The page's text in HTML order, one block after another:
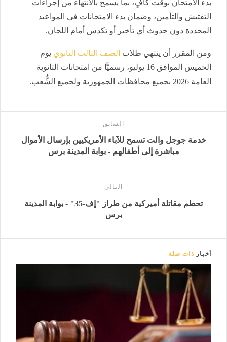
بدء الامتحان بوقت كافٍ، بما يسمح بالانتهاء من إجراءات
التفتيش والتأمين، وضمان بدء الامتحانات في المواعيد
المحددة دون حدوث أي تأخير أو تكدس أمام اللجان.
ومن المقرر أن ينتهي طلاب الصف الثالث الثانوي يوم
الخميس الموافق 16 يوليو، رسميًّا من امتحانات الثانوية
العامة 2026 بجميع محافظات الجمهورية ولجميع الشُّعب.
السابق
خدمة جوجل والت تسمح للآباء الأمريكيين بإرسال الأموال
مباشرة إلى أطفالهم - بوابة المدينة برس
التالى
تحطم مقاتلة أميركية من طراز "إف-35" - بوابة المدينة
برس
أخبار ذات صلة